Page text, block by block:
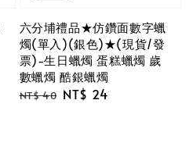
六分埔禮品★仿鑽面數字蠟
燭(單入)(銀色)★(現貨/發
票)-生日蠟燭 蛋糕蠟燭 歲
數蠟燭 酷銀蠟燭
Regular
NT$ 40 Sale
NT$ 24